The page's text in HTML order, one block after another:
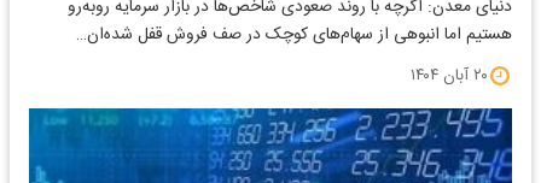
دنیای معدن: اگرچه با روند صعودی شاخص‌ها در بازار سرمایه روبه‌رو
هستیم اما انبوهی از سهام‌های کوچک در صف فروش قفل شده‌ان…
۲۰ آبان ۱۴۰۴